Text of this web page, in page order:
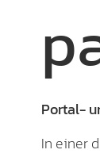
Portal-
In einer